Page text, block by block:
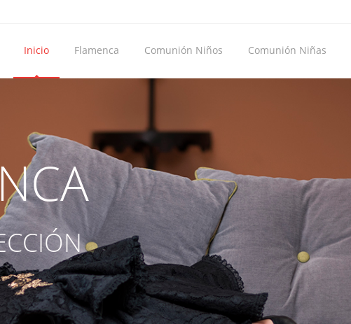
Inicio Flamenca Comunión Niños Comunión Niñas
SU ILUSIÓN ...
... NUESTRA SATISFACCIÓN